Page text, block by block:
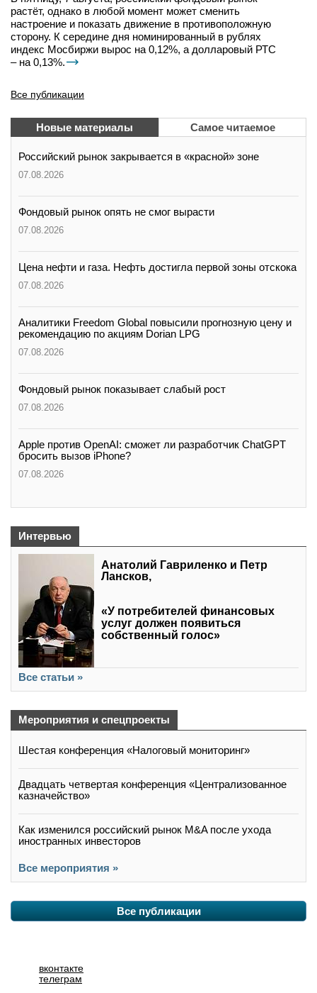
растёт, однако в любой момент может сменить
настроение и показать движение в противоположную
сторону. К середине дня номинированный в рублях
индекс Мосбиржи вырос на 0,12%, а долларовый РТС
– на 0,13%.
Все публикации
Новые материалы Самое читаемое
Российский рынок закрывается в «красной» зоне
07.08.2026
Фондовый рынок опять не смог вырасти
07.08.2026
Цена нефти и газа. Нефть достигла первой зоны отскока
07.08.2026
Аналитики Freedom Global повысили прогнозную цену и
рекомендацию по акциям Dorian LPG
07.08.2026
Фондовый рынок показывает слабый рост
07.08.2026
Apple против OpenAI: сможет ли разработчик ChatGPT
бросить вызов iPhone?
07.08.2026
Интервью
Анатолий Гавриленко и Петр
Лансков,
«У потребителей финансовых
услуг должен появиться
собственный голос»
Все статьи »
Мероприятия и спецпроекты
Шестая конференция «Налоговый мониторинг»
Двадцать четвертая конференция «Централизованное
казначейство»
Как изменился российский рынок M&A после ухода
иностранных инвесторов
Все мероприятия »
Все публикации
вконтакте
телеграм